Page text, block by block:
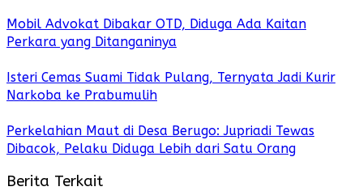
Mobil Advokat Dibakar OTD, Diduga Ada Kaitan
Perkara yang Ditanganinya
Isteri Cemas Suami Tidak Pulang, Ternyata Jadi Kurir
Narkoba ke Prabumulih
Perkelahian Maut di Desa Berugo: Jupriadi Tewas
Dibacok, Pelaku Diduga Lebih dari Satu Orang
Berita Terkait